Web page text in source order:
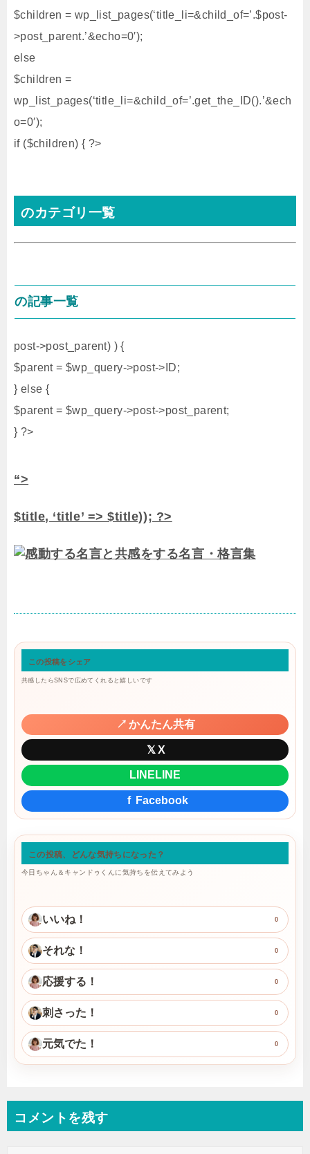
$children = wp_list_pages(‘title_li=&child_of=’.$post-
>post_parent.’&echo=0′);
else
$children =
wp_list_pages(‘title_li=&child_of=’.get_the_ID().’&ech
o=0′);
if ($children) { ?>
のカテゴリ一覧
の記事一覧
post->post_parent) ) {
$parent = $wp_query->post->ID;
} else {
$parent = $wp_query->post->post_parent;
} ?>
“>
$title, ‘title’ => $title)); ?>
この投稿をシェア
共感したらSNSで広めてくれると嬉しいです
↗ かんたん共有
𝕏 X
LINE LINE
f Facebook
この投稿、どんな気持ちになった？
今日ちゃん＆キャンドゥくんに気持ちを伝えてみよう
いいね！ 0
それな！ 0
応援する！ 0
刺さった！ 0
元気でた！ 0
コメントを残す